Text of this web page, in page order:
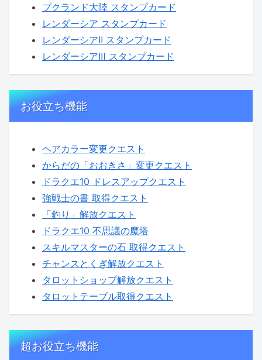
プクランド大陸 スタンプカード
レンダーシア スタンプカード
レンダーシアⅡ スタンプカード
レンダーシアⅢ スタンプカード
お役立ち機能
ヘアカラー変更クエスト
からだの「おおきさ」変更クエスト
ドラクエ10 ドレスアップクエスト
強戦士の書 取得クエスト
「釣り」解放クエスト
ドラクエ10 不思議の魔塔
スキルマスターの石 取得クエスト
チャンスとくぎ解放クエスト
タロットショップ解放クエスト
タロットテーブル取得クエスト
超お役立ち機能